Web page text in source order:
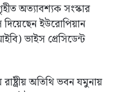
অত্যাবশ্যক সংস্কার
দিয়েছেন ইউরোপিয়ান
ভাইস প্রেসিডেন্ট
অতিথি ভবন যমুনায়